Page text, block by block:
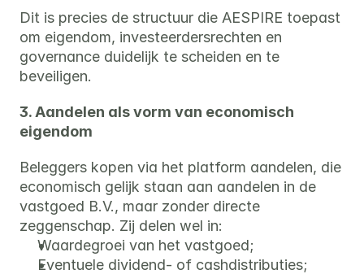
Dit is precies de structuur die AESPIRE toepast
om eigendom, investeerdersrechten en
governance duidelijk te scheiden en te
beveiligen.
3. Aandelen als vorm van economisch
eigendom
Beleggers kopen via het platform aandelen, die
economisch gelijk staan aan aandelen in de
vastgoed B.V., maar zonder directe
zeggenschap. Zij delen wel in:
Waardegroei van het vastgoed;
Eventuele dividend- of cashdistributies;